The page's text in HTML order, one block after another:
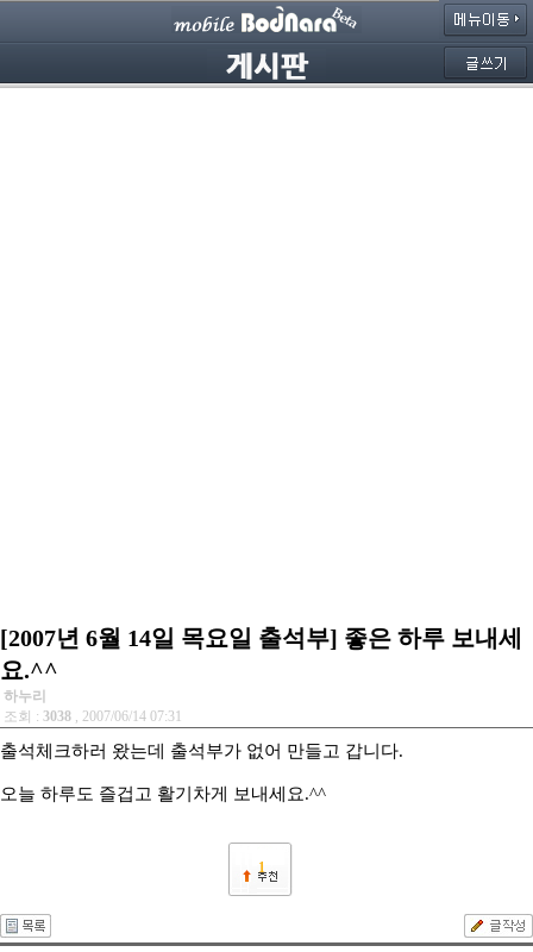
[2007년 6월 14일 목요일 출석부] 좋은 하루 보내세
요.^^
하누리
조회 : 3038 , 2007/06/14 07:31
출석체크하러 왔는데 출석부가 없어 만들고 갑니다.
오늘 하루도 즐겁고 활기차게 보내세요.^^
1